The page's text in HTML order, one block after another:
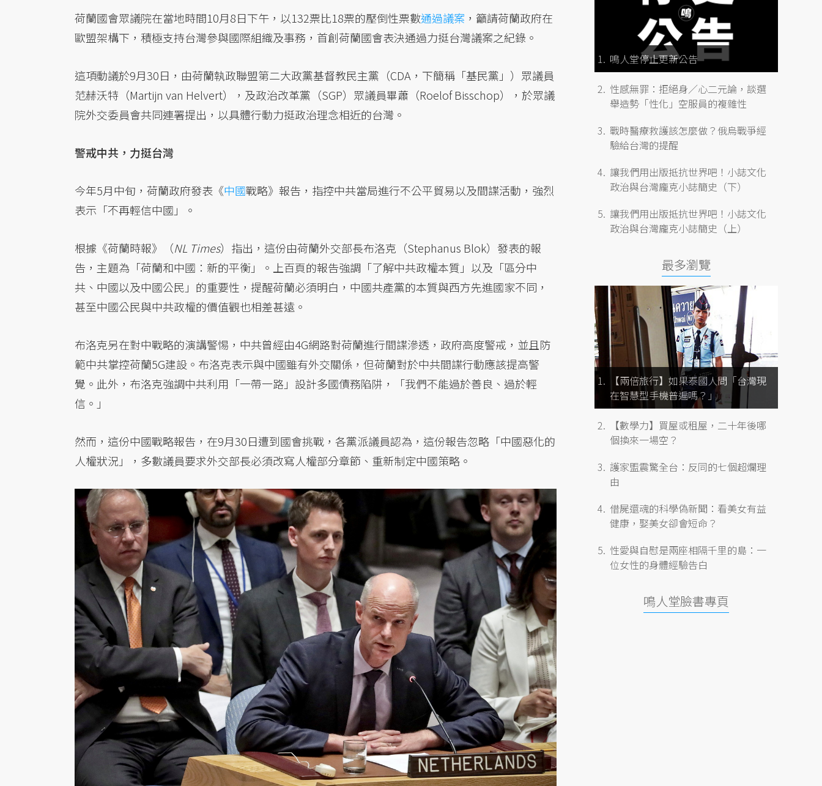
荷蘭國會眾議院在當地時間10月8日下午，以132票比18票的壓倒性票數通過議案 ，籲請荷蘭政府在
歐盟架構下，積極支持台灣參與國際組織及事務，首創荷蘭國會表決通過力挺台灣議案之紀錄。
這項動議於9月30日，由荷蘭執政聯盟第二大政黨基督教民主黨（CDA，下簡稱「基民黨」）眾議員
范赫沃特（Martijn van Helvert），及政治改革黨（SGP）眾議員畢蕭（Roelof Bisschop），於眾議
院外交委員會共同連署提出，以具體行動力挺政治理念相近的台灣。
警戒中共，力挺台灣
今年5月中旬，荷蘭政府發表《中國戰略》報告，指控中共當局進行不公平貿易以及間諜活動，強烈
表示「不再輕信中國」。
根據《荷蘭時報》（NL Times）指出，這份由荷蘭外交部長布洛克（Stephanus Blok）發表的報
告，主題為「荷蘭和中國：新的平衡」。上百頁的報告強調「了解中共政權本質」以及「區分中
共、中國以及中國公民」的重要性，提醒荷蘭必須明白，中國共產黨的本質與西方先進國家不同，
甚至中國公民與中共政權的價值觀也相差甚遠。
布洛克另在對中戰略的演講警惕，中共曾經由4G網路對荷蘭進行間諜滲透，政府高度警戒，並且防
範中共掌控荷蘭5G建設。布洛克表示與中國雖有外交關係，但荷蘭對於中共間諜行動應該提高警
覺。此外，布洛克強調中共利用「一帶一路」設計多國債務陷阱，「我們不能過於善良、過於輕
信。」
然而，這份中國戰略報告，在9月30日遭到國會挑戰，各黨派議員認為，這份報告忽略「中國惡化的
人權狀況」，多數議員要求外交部長必須改寫人權部分章節、重新制定中國策略。
鳴人堂停止更新公告
性感無罪：拒絕身／心二元論，談選
舉造勢「性化」空服員的複雜性
戰時醫療救護該怎麼做？俄烏戰爭經
驗給台灣的提醒
讓我們用出版抵抗世界吧！小誌文化
政治與台灣龐克小誌簡史（下）
讓我們用出版抵抗世界吧！小誌文化
政治與台灣龐克小誌簡史（上）
最多瀏覽
【兩倍旅行】如果泰國人問「台灣現
在智慧型手機普遍嗎？」
【數學力】買屋或租屋，二十年後哪
個換來一場空？
護家盟震驚全台：反同的七個超爛理
由
借屍還魂的科學偽新聞：看美女有益
健康，娶美女卻會短命？
性愛與自慰是兩座相隔千里的島：一
位女性的身體經驗告白
鳴人堂臉書專頁